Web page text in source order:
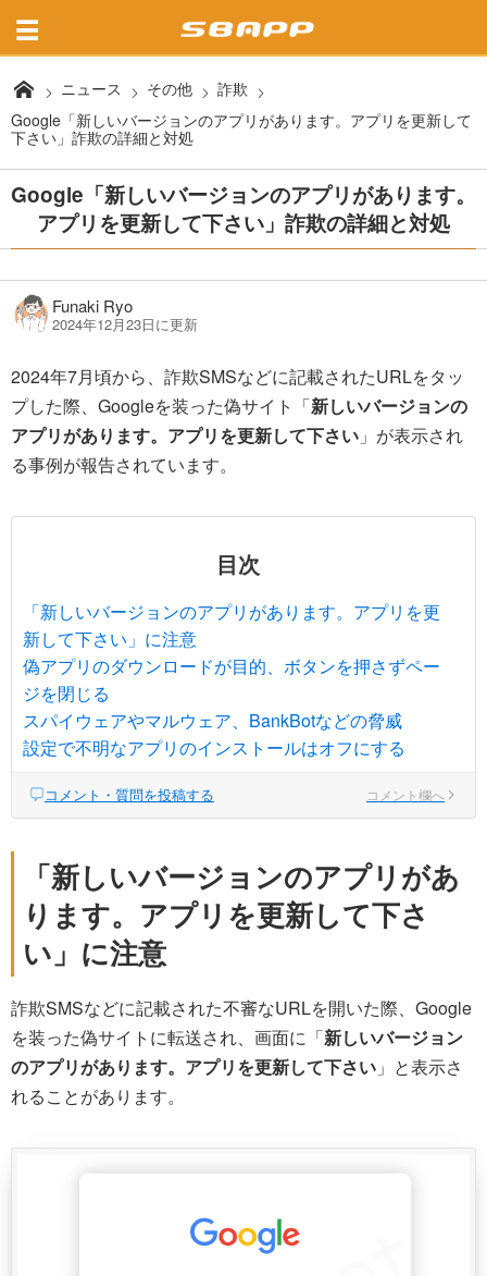
ニュース その他
詐欺
Google「新しいバージョンのアプリがあります。アプリを更新して
下さい」詐欺の詳細と対処
Google「新しいバージョンのアプリがあります。
アプリを更新して下さい」詐欺の詳細と対処
Funaki Ryo
2024年12月23日に更新
2024年7月頃から、詐欺SMSなどに記載されたURLをタッ
プした際、Googleを装った偽サイト「新しいバージョンの
アプリがあります。アプリを更新して下さい 」が表示され
る事例が報告されています。
目次
「新しいバージョンのアプリがあります。アプリを更
新して下さい」に注意
偽アプリのダウンロードが目的、ボタンを押さずペー
ジを閉じる
スパイウェアやマルウェア、BankBotなどの脅威
設定で不明なアプリのインストールはオフにする
コメント・質問を投稿する コメント欄へ
「新しいバージョンのアプリがあ
ります。アプリを更新して下さ
い」に注意
詐欺SMSなどに記載された不審なURLを開いた際、Google
を装った偽サイトに転送され、画面に「新しいバージョン
のアプリがあります。アプリを更新して下さい 」と表示さ
れることがあります。